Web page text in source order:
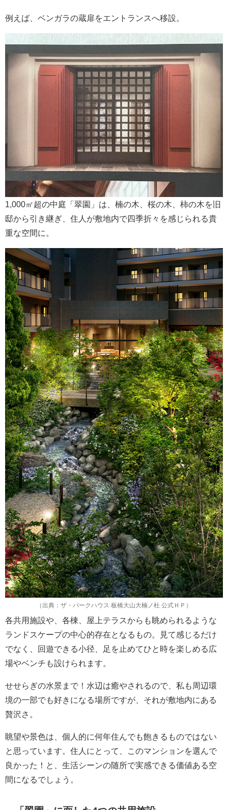
例えば、ベンガラの蔵扉をエントランスへ移設。
1,000㎡超の中庭「翠園」は、楠の木、桜の木、柿の木を旧
邸から引き継ぎ、住人が敷地内で四季折々を感じられる貴
重な空間に。
（出典：ザ・パークハウス 板橋大山大楠ノ杜 公式ＨＰ）
各共用施設や、各棟、屋上テラスからも眺められるような
ランドスケープの中心的存在となるもの。見て感じるだけ
でなく、回遊できる小径、足を止めてひと時を楽しめる広
場やベンチも設けられます。
せせらぎの水景まで！水辺は癒やされるので、私も周辺環
境の一部でも好きになる場所ですが、それが敷地内にある
贅沢さ。
眺望や景色は、個人的に何年住んでも飽きるものではない
と思っています。住人にとって、このマンションを選んで
良かった！と、生活シーンの随所で実感できる価値ある空
間になるでしょう。